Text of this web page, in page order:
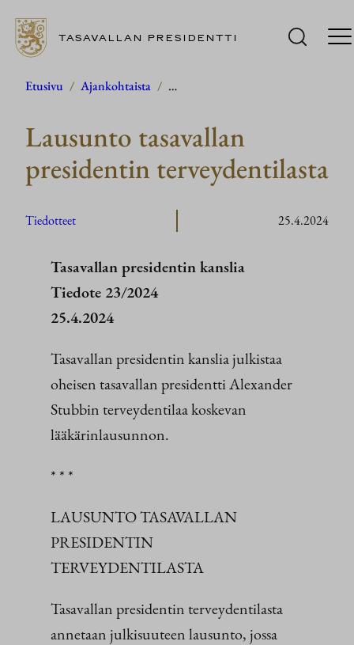
Siirry
TASAVALLAN PRESIDENTTI
Etusivu / Ajankohtaista / …
Lausunto tasavallan
presidentin terveydentilasta
Tiedotteet 25.4.2024
Tasavallan presidentin kanslia
Tiedote 23/2024
25.4.2024
Tasavallan presidentin kanslia julkistaa
oheisen tasavallan presidentti Alexander
Stubbin terveydentilaa koskevan
lääkärinlausunnon.
* * *
LAUSUNTO TASAVALLAN
PRESIDENTIN
TERVEYDENTILASTA
Tasavallan presidentin terveydentilasta
annetaan julkisuuteen lausunto, jossa